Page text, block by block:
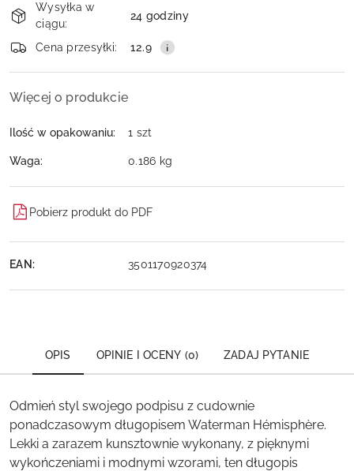
i
dostawa
Wysyłka w
ciągu:
24 godziny
Cena przesyłki: 12.9
Więcej o produkcie
Ilość w opakowaniu: 1 szt
Waga: 0.186 kg
Pobierz produkt do PDF
EAN: 3501170920374
OPIS OPINIE I OCENY (0) ZADAJ PYTANIE
Odmień styl swojego podpisu z cudownie
ponadczasowym długopisem Waterman Hémisphère.
Lekki a zarazem kunsztownie wykonany, z pięknymi
wykończeniami i modnymi wzorami, ten długopis